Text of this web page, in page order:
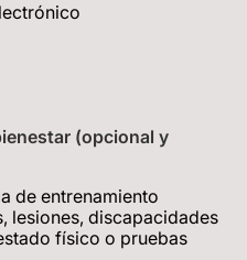
(opcional y
de entrenamiento
lesiones, discapacidades
físico o pruebas